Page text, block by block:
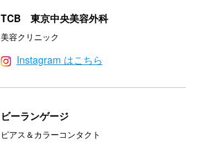
TCB 東京中央美容外科
美容クリニック
Instagram はこちら
ビーランゲージ
ピアス＆カラーコンタクト